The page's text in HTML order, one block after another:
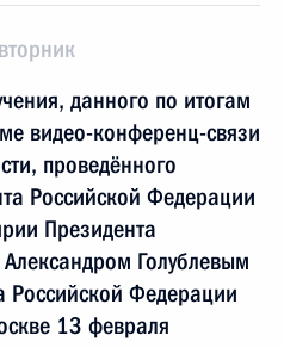
данного по итогам
видео-конференц-связи
проведённого
Российской Федерации
Президента
Голублевым
Российской Федерации
13 февраля